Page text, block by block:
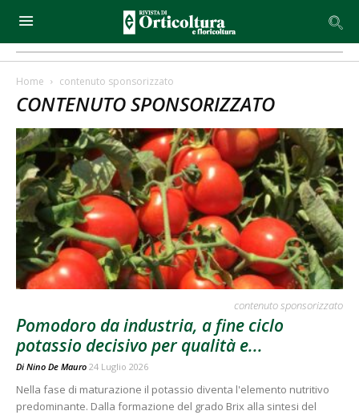
Home contenuto sponsorizzato
CONTENUTO SPONSORIZZATO
contenuto sponsorizzato
Pomodoro da industria, a fine ciclo
potassio decisivo per qualità e...
Di Nino De Mauro 24 Luglio 2026
Nella fase di maturazione il potassio diventa l'elemento nutritivo
predominante. Dalla formazione del grado Brix alla sintesi del